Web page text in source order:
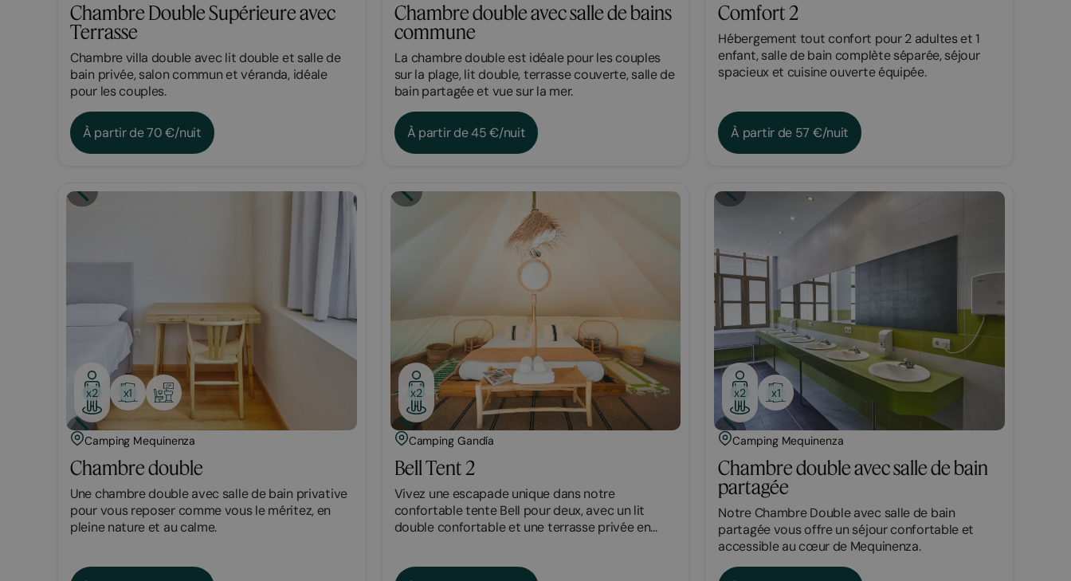
Chambre Double Supérieure avec
Terrasse
Chambre villa double avec lit double et salle de
bain privée, salon commun et véranda, idéale
pour les couples.
À partir de 70 €/nuit
Chambre double avec salle de bains
commune
La chambre double est idéale pour les couples
sur la plage, lit double, terrasse couverte, salle de
bain partagée et vue sur la mer.
À partir de 45 €/nuit
Comfort 2
Hébergement tout confort pour 2 adultes et 1
enfant, salle de bain complète séparée, séjour
spacieux et cuisine ouverte équipée.
À partir de 57 €/nuit
x2 x1
Camping Mequinenza
Chambre double
Une chambre double avec salle de bain privative
pour vous reposer comme vous le méritez, en
pleine nature et au calme.
Chambre
x2
Camping Gandía
Bell Tent 2
Vivez une escapade unique dans notre
confortable tente Bell pour deux, avec un lit
double confortable et une terrasse privée en
Glamping
x2 x1
Camping Mequinenza
Chambre double avec salle de bain
partagée
Notre Chambre Double avec salle de bain
partagée vous offre un séjour confortable et
accessible au cœur de Mequinenza.
Chambre